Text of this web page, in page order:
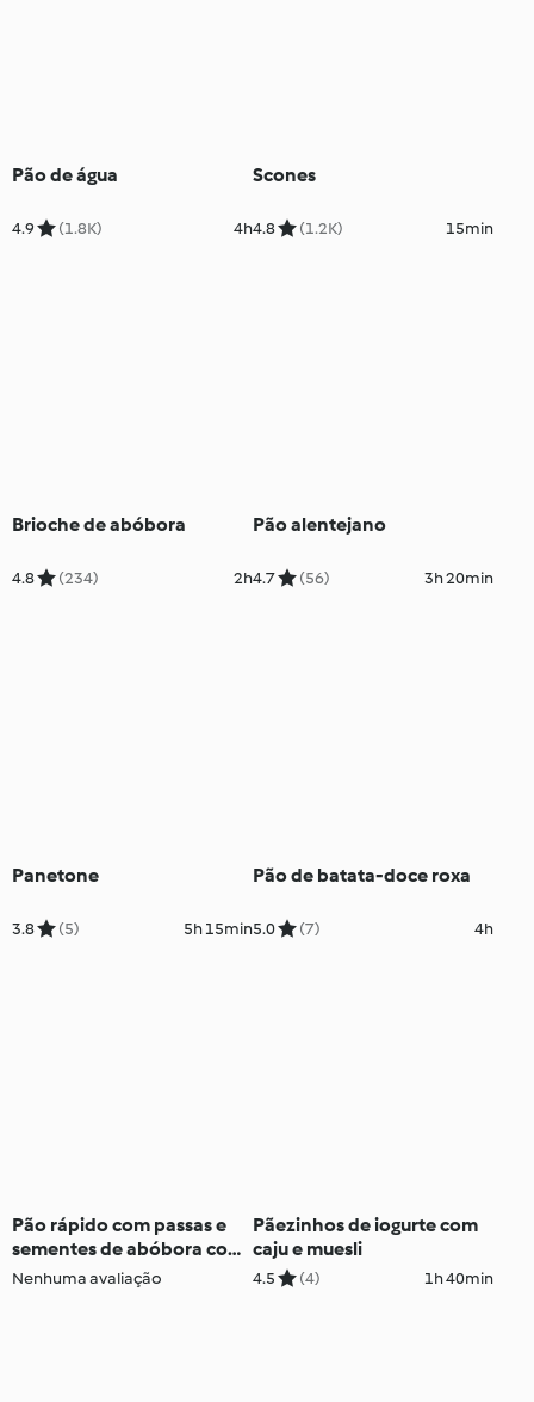
Pão de água
4.9 (1.8K) 4h
Scones
4.8 (1.2K) 15min
Brioche de abóbora
4.8 (234) 2h
Pão alentejano
4.7 (56) 3h 20min
Panetone
3.8 (5) 5h 15min
Pão de batata-doce roxa
5.0 (7) 4h
Pão rápido com passas e
sementes de abóbora com
húmus de couve-flor
Nenhuma avaliação
Pãezinhos de iogurte com
caju e muesli
4.5 (4) 1h 40min